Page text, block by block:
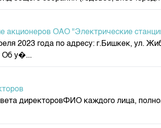
акционеров ОАО "Электрические
2023 года по адресу: г.Бишкек, ул.
Об у�...
директоровФИО каждого лица,